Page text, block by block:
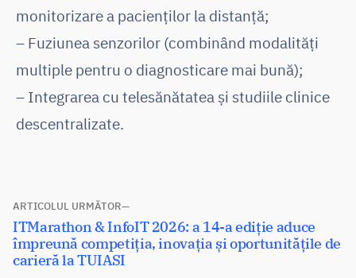
monitorizare a pacienților la distanță;
– Fuziunea senzorilor (combinând modalități
multiple pentru o diagnosticare mai bună);
– Integrarea cu telesănătatea și studiile clinice
descentralizate.
Navigare
în
articole
ARTICOLUL URMĂTOR
Articolul
următor:
ITMarathon & InfoIT 2026: a 14-a ediție aduce
împreună competiția, inovația și oportunitățile de
carieră la TUIASI